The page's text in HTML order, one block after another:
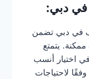
في دبي:
في دبي تضمن
يتمتع
اختيار أنسب
وفقًا لاحتياجات